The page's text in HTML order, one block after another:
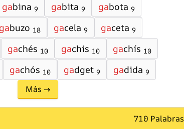
gabina 9 gabita 9 gabota 9
gabuzo 18 gacela 9 gaceta 9
gachés 10 gachis 10 gachís 10
gachós 10 gadget 9 gadida 9
Más →
710 Palabras